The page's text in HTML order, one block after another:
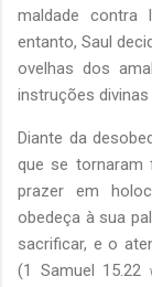
maldade contra
entanto, Saul
ovelhas dos
instruções divinas
Diante da
que se tornaram
prazer em
obedeça à sua
sacrificar, e o
(1 Samuel 15.22